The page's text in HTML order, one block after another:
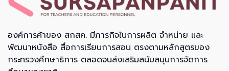
องค์การค้าของ สกสค. มีภารกิจในการผลิต จำหน่าย และ
พัฒนาหนังสือ สื่อการเรียนการสอน ตรงตามหลักสูตรของ
กระทรวงศึกษาธิการ ตลอดจนส่งเสริมสนับสนุนการจัดการ